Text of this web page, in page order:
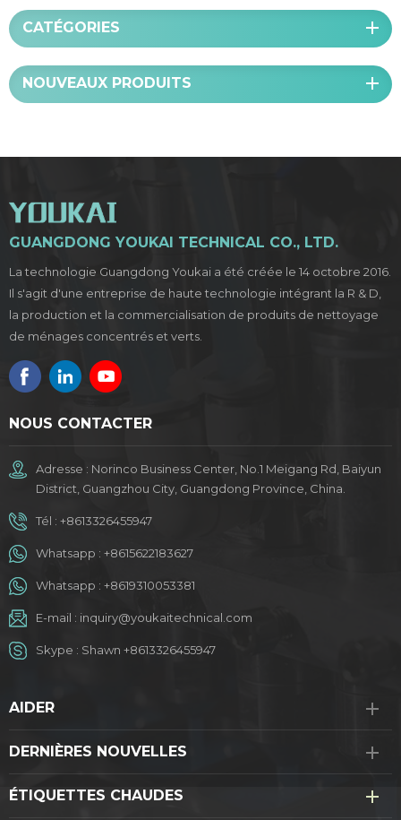
CATÉGORIES
NOUVEAUX PRODUITS
GUANGDONG YOUKAI TECHNICAL CO., LTD.
La technologie Guangdong Youkai a été créée le 14 octobre 2016.
Il s'agit d'une entreprise de haute technologie intégrant la R & D,
la production et la commercialisation de produits de nettoyage
de ménages concentrés et verts.
NOUS CONTACTER
Adresse : Norinco Business Center, No.1 Meigang Rd, Baiyun
District, Guangzhou City, Guangdong Province, China.
Tél : +8613326455947
Whatsapp : +8615622183627
Whatsapp : +8619310053381
E-mail : inquiry@youkaitechnical.com
Skype : Shawn +8613326455947
AIDER
DERNIÈRES NOUVELLES
ÉTIQUETTES CHAUDES